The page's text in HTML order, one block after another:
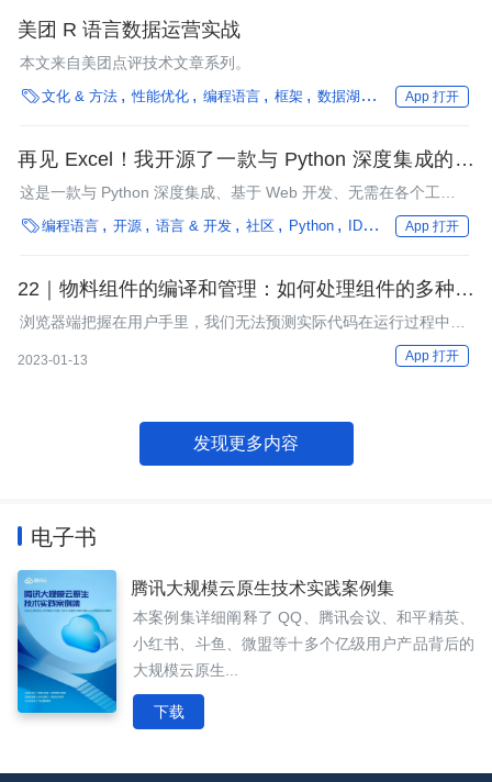
美团 R 语言数据运营实战
本文来自美团点评技术文章系列。
文化 & 方法 性能优化 编程语言 框架 数据湖仓 工业App 打开
再见 Excel！我开源了一款与 Python 深度集成的神
器级 IDE
这是一款与 Python 深度集成、基于 Web 开发、无需在各个工具
之间切换、适用大部分职业工作场景的开源电子表格应用程序。对
它的评价只有 Wow awesome，amazing！
编程语言 开源 语言 & 开发 社区 Python IDE 数据处理 大数
App 打开
22｜物料组件的编译和管理：如何处理组件的多种模
块格式？
浏览器端把握在用户手里，我们无法预测实际代码在运行过程中会
出现什么兼容问题，如果平台渲染能支持多重模块格式，就意味着
可以做一些优化策略，在低版本浏览器中，就可以优先选择对应能
2023-01-13 App 打开
发现更多内容
电子书
腾讯大规模云原生技术实践案例集
本案例集详细阐释了 QQ、腾讯会议、和平精英、
小红书、斗鱼、微盟等十多个亿级用户产品背后的
大规模云原生...
下载